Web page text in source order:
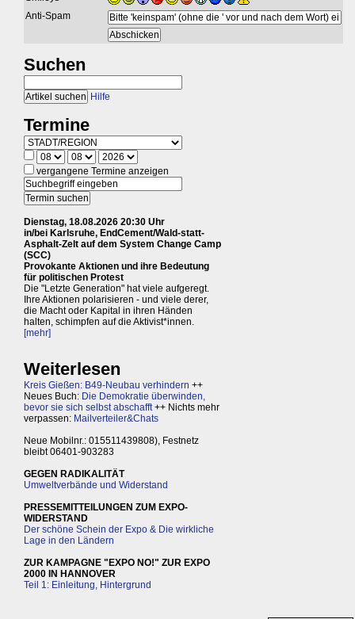
Anti-Spam
Suchen
Hilfe
Termine
vergangene Termine anzeigen
Dienstag, 18.08.2026 20:30 Uhr
in/bei Karlsruhe, EndCement/Wald-statt-
Asphalt-Zelt auf dem System Change Camp
(SCC)
Provokante Aktionen und ihre Bedeutung
für politischen Protest
Die "Letzte Generation" hat viele aufgeregt.
Ihre Aktionen polarisieren - und viele derer,
die Macht oder Kapital in ihren Händen
halten, schimpfen auf die Aktivist*innen.
[mehr]
Weiterlesen
Kreis Gießen: B49-Neubau verhindern ++
Neues Buch: Die Demokratie überwinden,
bevor sie sich selbst abschafft++ Nichts mehr
verpassen: Mailverteiler&Chats
Neue Mobilnr.: 015511439808), Festnetz
bleibt 06401-903283
GEGEN RADIKALITÄT
Umweltverbände und Widerstand
PRESSEMITTEILUNGEN ZUM EXPO-
WIDERSTAND
Der schöne Schein der Expo & Die wirkliche
Lage in den Ländern
ZUR KAMPAGNE "EXPO NO!" ZUR EXPO
2000 IN HANNOVER
Teil 1: Einleitung, Hintergrund